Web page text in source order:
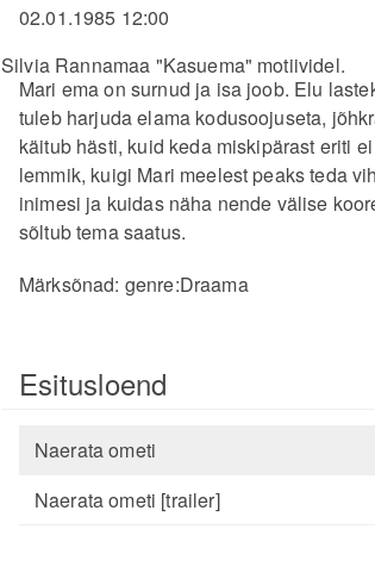
02.01.1985 12:00
Silvia Rannamaa "Kasuema" motiividel.
Mari ema on surnud ja isa joob. Elu
tuleb harjuda elama kodusoojuseta,
käitub hästi, kuid keda miskipärast eriti
lemmik, kuigi Mari meelest peaks teda
inimesi ja kuidas näha nende välise
sõltub tema saatus.
Märksõnad: genre:Draama
Esitusloend
Naerata ometi
Naerata ometi [trailer]